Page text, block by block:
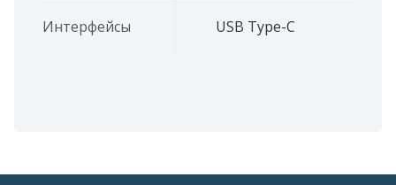
Интерфейсы USB Type-C